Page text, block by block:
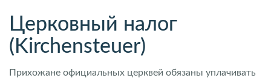
Церковный налог
(Kirchensteuer)
Прихожане официальных церквей обязаны уплачивать